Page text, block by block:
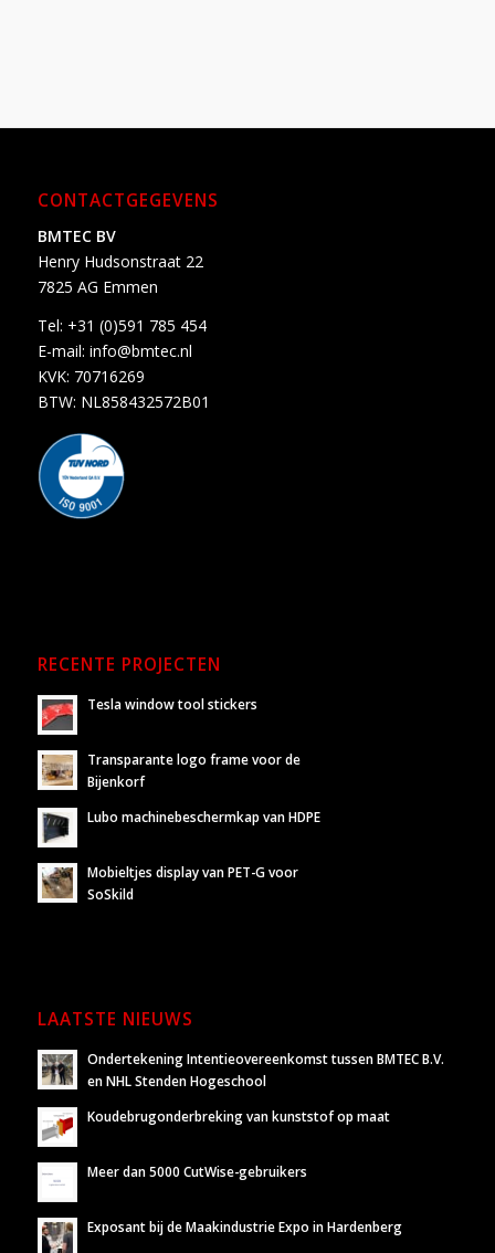
CONTACTGEGEVENS
BMTEC BV
Henry Hudsonstraat 22
7825 AG Emmen
Tel: +31 (0)591 785 454
E-mail: info@bmtec.nl
KVK: 70716269
BTW: NL858432572B01
RECENTE PROJECTEN
Tesla window tool stickers
Transparante logo frame voor de
Bijenkorf
Lubo machinebeschermkap van HDPE
Mobieltjes display van PET-G voor
SoSkild
LAATSTE NIEUWS
Ondertekening Intentieovereenkomst tussen BMTEC B.V.
en NHL Stenden Hogeschool
Koudebrugonderbreking van kunststof op maat
Meer dan 5000 CutWise-gebruikers
Exposant bij de Maakindustrie Expo in Hardenberg